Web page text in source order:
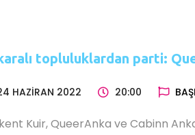
topluluklardan parti:
HAZIRAN 2022 20:00
Kuir, QueerAnka ve Cabinn